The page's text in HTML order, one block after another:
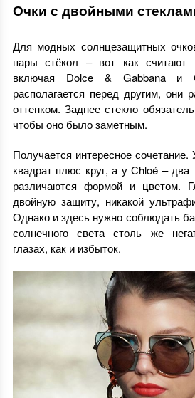
Очки с двойными
Для модных солнцезащитных
пары стёкол – вот как считают
включая Dolce & Gabbana и
располагается перед другим, они
оттенком. Заднее стекло
чтобы оно было заметным.
Получается интересное
квадрат плюс круг, а у Chloé – два
различаются формой и цветом.
двойную защиту, никакой
Однако и здесь нужно соблюдать
солнечного света столь же
глазах, как и избыток.